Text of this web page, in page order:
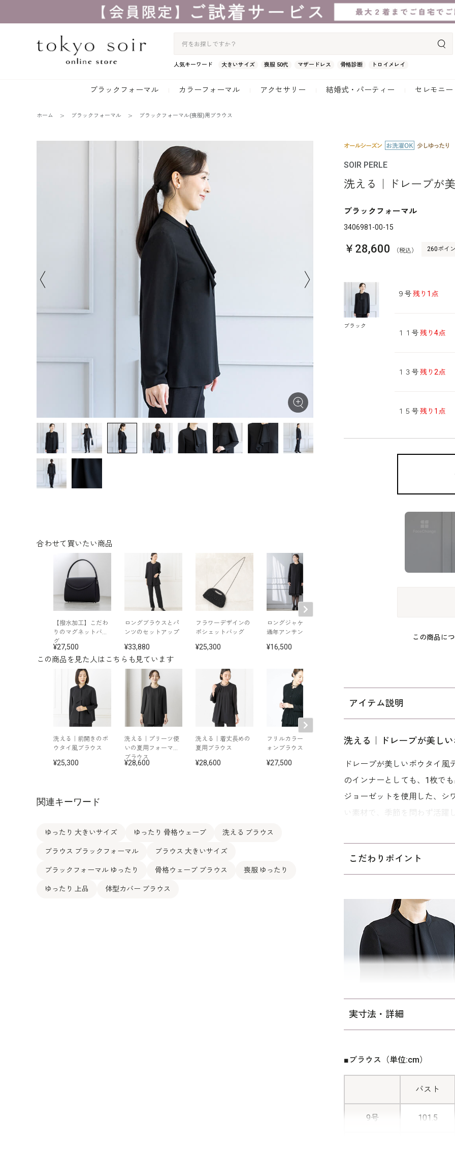
人気キーワード 大きいサイズ 喪服 50代 マザードレス 骨格診断 トロイメレイ
ブラックフォーマル カラーフォーマル アクセサリー 結婚式・パーティー セレモニー
ホーム ブラックフォーマル ブラックフォーマル(喪服)用ブラウス
この商品を見た人はこちらも見ています
洗える｜前開きのボ
ウタイ風ブラウス
25,300
洗える｜プリーツ使
いの夏用フォーマル
ブラウス
28,600
洗える｜着丈長めの
夏用ブラウス
28,600
フリルカラーのシフ
ォンブラウス
27,500
マーメイドラインの
26,400
洗える｜前開き
22,000
合わせて買いたい商品
【撥水加工】こだわ
りのマグネットバッ
グ
27,500
ロングブラウスとパ
ンツのセットアップ
33,880
フラワーデザインの
ポシェットバッグ
25,300
ロングジャケットの
通年アンサンブル
16,500
ンサンブル
関連キーワード
ゆったり 大きいサイズ ゆったり 骨格ウェーブ 洗える ブラウス
ブラウス ブラックフォーマル ブラウス 大きいサイズ
ブラックフォーマル ゆったり 骨格ウェーブ ブラウス 喪服 ゆったり
ゆったり 上品 体型カバー ブラウス
SOIR PERLE
洗える｜ドレープが
ブラックフォーマル
3406981-00-15
￥28,600 （税込） 260ポイ
ブラック
９号残り1点
１１号残り4点
１３号残り2点
１５号残り1点
この商品に
アイテム説明
洗える｜ドレープが美し
ドレープが美しいボウタイ
のインナーとしても、1枚で
ジョーゼットを使用した、シ
い素材で、季節を問わず活躍
でのお洗濯はウォッシャブル
こだわりポイント
実寸法・詳細
■ブラウス（単位:cm）
バスト
9号 101.5